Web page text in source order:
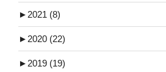
► 2021 (8)
► 2020 (22)
► 2019 (19)